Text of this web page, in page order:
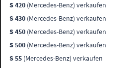
S 420 (Mercedes-Benz) verkaufen
S 430 (Mercedes-Benz) verkaufen
S 450 (Mercedes-Benz) verkaufen
S 500 (Mercedes-Benz) verkaufen
S 55 (Mercedes-Benz) verkaufen